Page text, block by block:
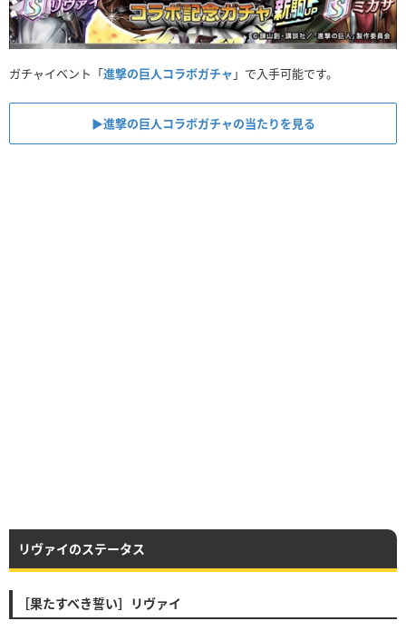
ガチャイベント「進撃の巨人コラボガチャ 」で入手可能です。
▶︎進撃の巨人コラボガチャの当たりを見る
リヴァイのステータス
［果たすべき誓い］リヴァイ